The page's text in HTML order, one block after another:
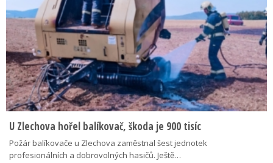
U Zlechova hořel balíkovač, škoda je 900 tisíc
Požár balíkovače u Zlechova zaměstnal šest jednotek
profesionálních a dobrovolných hasičů. Ještě…